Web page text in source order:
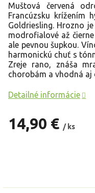
14,90 € / ks
Muštová červená
Francúzsku krížením
Goldriesling. Hrozno
modrofialové až
ale pevnou šupkou.
harmonickú chuť s
Zreje rano, znáša
chorobám a vhodná aj
Detailné informácie